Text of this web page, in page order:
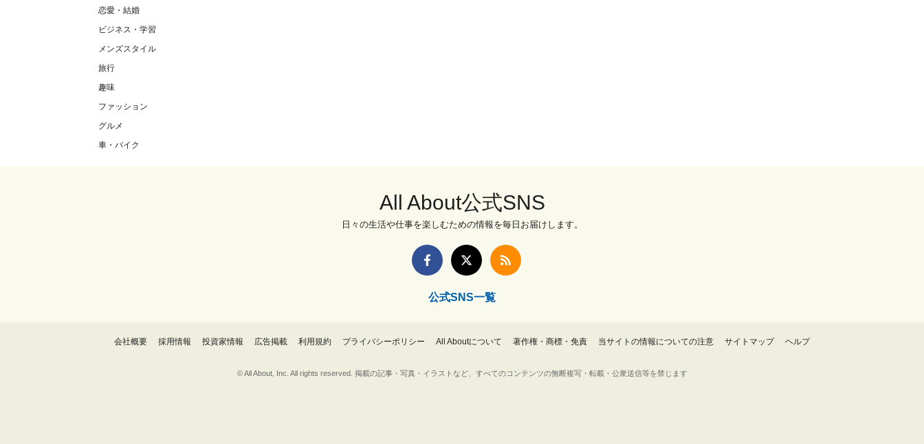
恋愛・結婚
ビジネス・学習
メンズスタイル
旅行
趣味
ファッション
グルメ
車・バイク
All About公式SNS
日々の生活や仕事を楽しむための情報を毎日お届けします。
公式SNS一覧
会社概要 採用情報 投資家情報 広告掲載 利用規約 プライバシーポリシー All Aboutについて 著作権・商標・免責 当サイトの情報についての注意 サイトマップ ヘルプ
© All About, Inc. All rights reserved. 掲載の記事・写真・イラストなど、すべてのコンテンツの無断複写・転載・公衆送信等を禁じます